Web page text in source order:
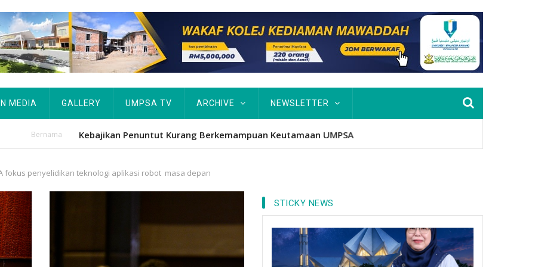
IN MEDIA GALLERY UMPSA TV ARCHIVE NEWSLETTER
Kurang Berkemampuan Keutamaan UMPSA
fokus penyelidikan teknologi aplikasi robot masa depan
STICKY NEWS